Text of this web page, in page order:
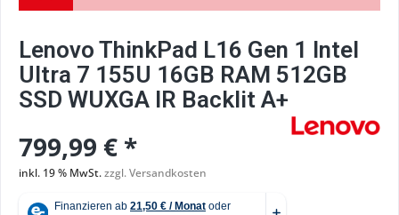
Lenovo ThinkPad L16 Gen 1 Intel
Ultra 7 155U 16GB RAM 512GB
SSD WUXGA IR Backlit A+
799,99 € *
inkl. 19 % MwSt.zzgl. Versandkosten